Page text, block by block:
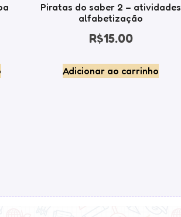
Piratas do saber 2 – atividades
alfabetização
R$15.00
Adicionar ao carrinho